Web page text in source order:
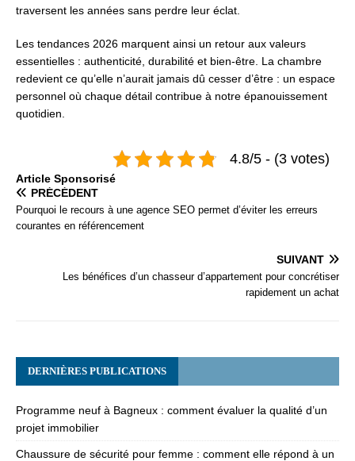
traversent les années sans perdre leur éclat.
Les tendances 2026 marquent ainsi un retour aux valeurs
essentielles : authenticité, durabilité et bien-être. La chambre
redevient ce qu’elle n’aurait jamais dû cesser d’être : un espace
personnel où chaque détail contribue à notre épanouissement
quotidien.
4.8/5 - (3 votes)
Articlе Spоnsоrisé
PRÉCÉDENT
Pourquoi le recours à une agence SEO permet d’éviter les erreurs
courantes en référencement
SUIVANT
Les bénéfices d’un chasseur d’appartement pour concrétiser
rapidement un achat
DERNIÈRES PUBLICATIONS
Programme neuf à Bagneux : comment évaluer la qualité d’un
projet immobilier
Chaussure de sécurité pour femme : comment elle répond à un